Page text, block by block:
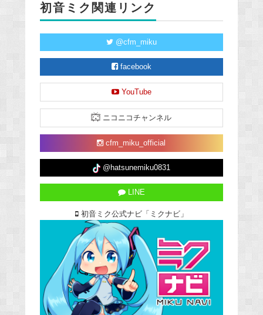
初音ミク関連リンク
@cfm_miku
facebook
YouTube
ニコニコチャンネル
cfm_miku_official
@hatsunemiku0831
LINE
初音ミク公式ナビ「ミクナビ」